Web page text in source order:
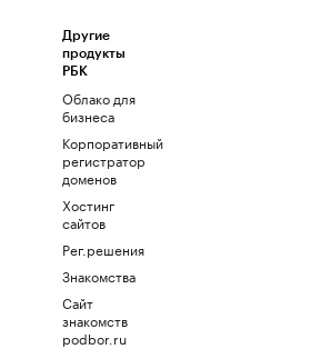
Другие
продукты
РБК
Облако для
бизнеса
Корпоративный
регистратор
доменов
Хостинг
сайтов
Рег.решения
Знакомства
Сайт
знакомств
podbor.ru